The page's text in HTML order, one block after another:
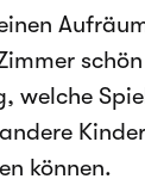
welche
können.